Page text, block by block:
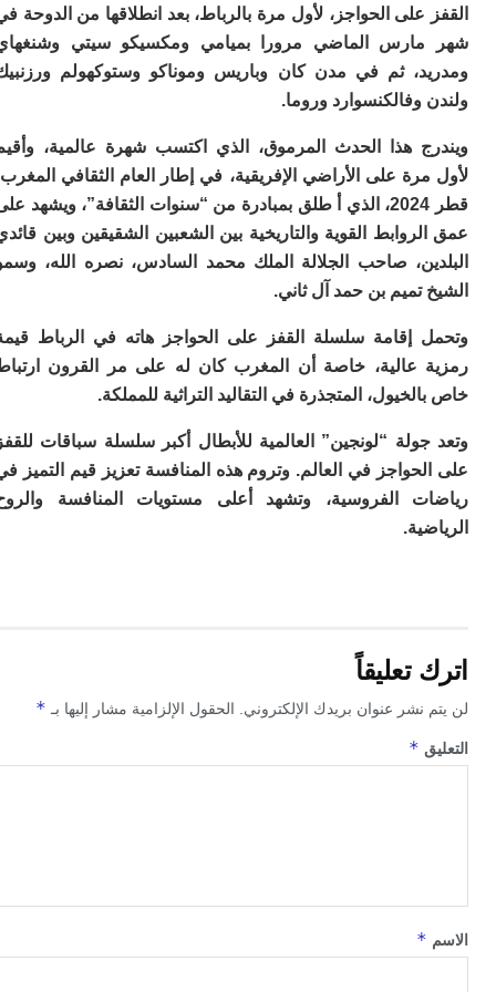
على الحواجز، لأول مرة بالرباط، بعد انطلاقها من الدوحة في
الماضي مرورا بميامي ومكسيكو سيتي وشنغهاي
ثم في مدن كان وباريس وموناكو وستوكهولم ورزنبيك
وفالكنسوارد وروما.
هذا الحدث المرموق، الذي اكتسب شهرة عالمية، وأقيم
على الأراضي الإفريقية، في إطار العام الثقافي المغرب-
قطر 2024، الذي أ طلق بمبادرة من “سنوات الثقافة”، ويشهد على
القوية والتاريخية بين الشعبين الشقيقين وبين قائدي
صاحب الجلالة الملك محمد السادس، نصره الله، وسمو
تميم بن حمد آل ثاني.
إقامة سلسلة القفز على الحواجز هاته في الرباط قيمة
عالية، خاصة أن المغرب كان له على مر القرون ارتباط
المتجذرة في التقاليد التراثية للمملكة.
“لونجين” العالمية للأبطال أكبر سلسلة سباقات للقفز
في العالم. وتروم هذه المنافسة تعزيز قيم التميز في
الفروسية، وتشهد أعلى مستويات المنافسة والروح
تعليقاً
نشر عنوان بريدك الإلكتروني. الحقول الإلزامية مشار إليها بـ*